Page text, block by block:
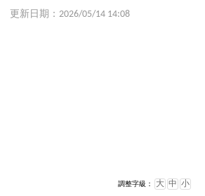
更新日期：2026/05/14 14:08
調整字級： 大 中 小